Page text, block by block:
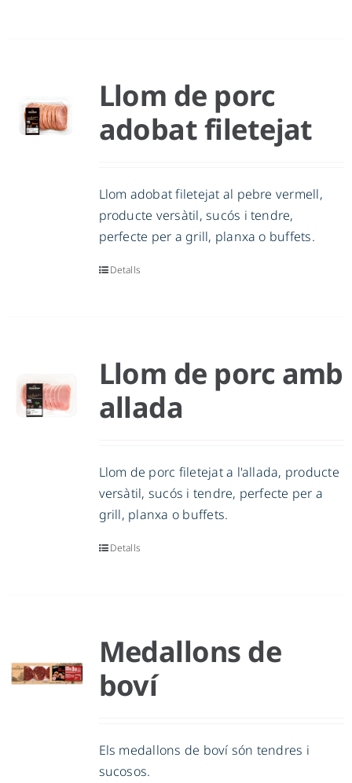
Llom de porc
adobat filetejat
Llom adobat filetejat al pebre vermell,
producte versàtil, sucós i tendre,
perfecte per a grill, planxa o buffets.
Detalls
Llom de porc amb
allada
Llom de porc filetejat a l'allada, producte
versàtil, sucós i tendre, perfecte per a
grill, planxa o buffets.
Detalls
Medallons de
boví
Els medallons de boví són tendres i
sucosos.